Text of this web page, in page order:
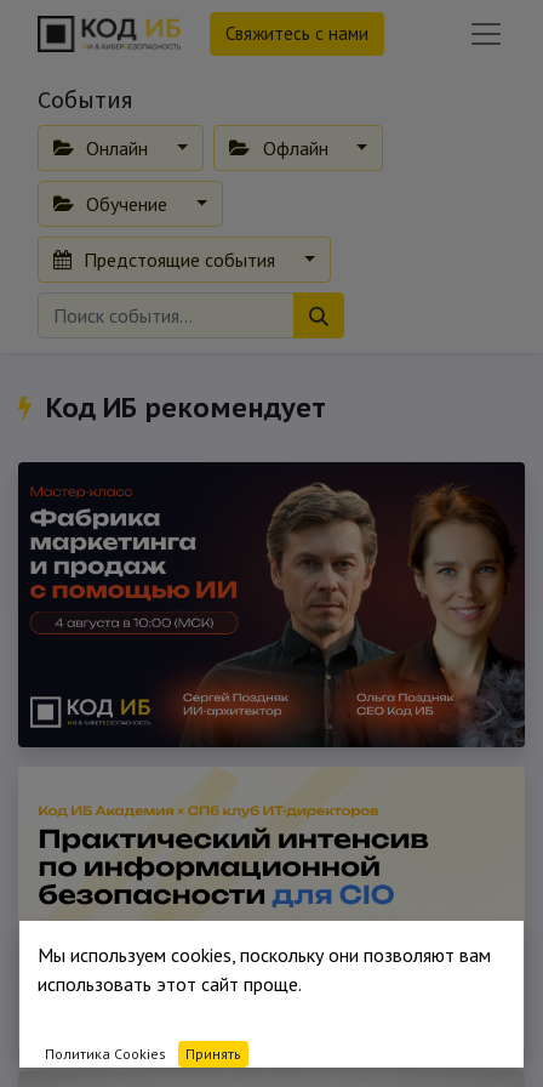
Свяжитесь с нами
События
Онлайн Офлайн
Обучение
Предстоящие события
Код ИБ рекомендует
Мы используем cookies, поскольку они позволяют вам
использовать этот сайт проще.
Политика Cookies Принять